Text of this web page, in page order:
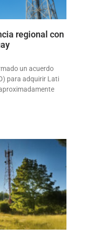
regional con
un acuerdo
para adquirir Lati